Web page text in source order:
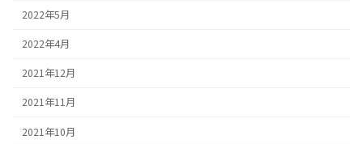
2022年5月
2022年4月
2021年12月
2021年11月
2021年10月